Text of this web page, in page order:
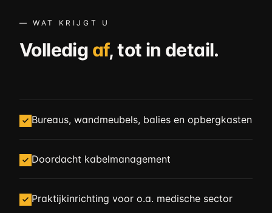
— WAT KRIJGT U
Volledig af, tot in detail.
Bureaus, wandmeubels, balies en opbergkasten
Doordacht kabelmanagement
Praktijkinrichting voor o.a. medische sector